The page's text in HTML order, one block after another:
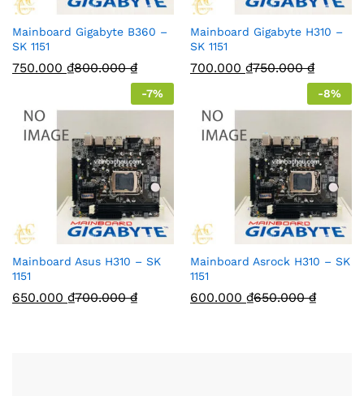
Mainboard Gigabyte B360 –
SK 1151
750.000 ₫800.000₫
Mainboard Gigabyte H310 –
SK 1151
700.000 ₫750.000₫
-7%
Mainboard Asus H310 – SK
1151
650.000 ₫700.000₫
-8%
Mainboard Asrock H310 – SK
1151
600.000 ₫650.000₫